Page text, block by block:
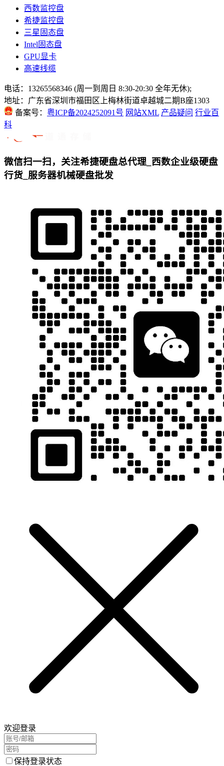
西数监控盘
希捷监控盘
三星固态盘
Intel固态盘
GPU显卡
高速线缆
电话：13265568346 (周一到周日 8:30-20:30 全年无休);
地址：广东省深圳市福田区上梅林街道卓越城二期B座1303
备案号： 粤ICP备2024252091号 网站XML 产品疑问 行业百
科
微信扫一扫，关注希捷硬盘总代理_西数企业级硬盘
行货_服务器机械硬盘批发
欢迎登录
保持登录状态